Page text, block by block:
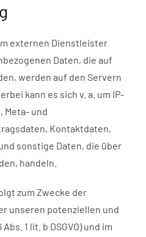
externen Dienstleister
Daten, die auf
werden auf den Servern
kann es sich v. a. um IP-
Meta- und
Kontaktdaten,
sonstige Daten, die über
handeln.
zum Zwecke der
unseren potenziellen und
1 lit. b DSGVO) und im